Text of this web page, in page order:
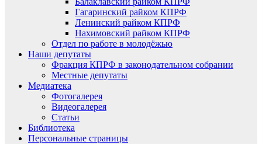
Гагаринский райком КПРФ
Ленинский райком КПРФ
Нахимовский райком КПРФ
Отдел по работе в молодёжью
Наши депутаты
Фракция КПРФ в законодательном собрании
Местные депутаты
Медиатека
Фотогалерея
Видеогалерея
Статьи
Библиотека
Персональные страницы